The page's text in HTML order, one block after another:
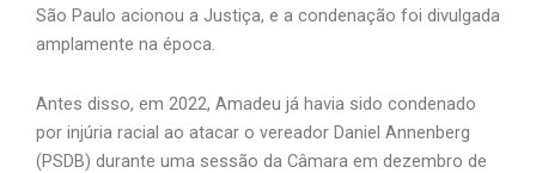
São Paulo acionou a Justiça, e a condenação foi divulgada
amplamente na época.
Antes disso, em 2022, Amadeu já havia sido condenado
por injúria racial ao atacar o vereador Daniel Annenberg
(PSDB) durante uma sessão da Câmara em dezembro de